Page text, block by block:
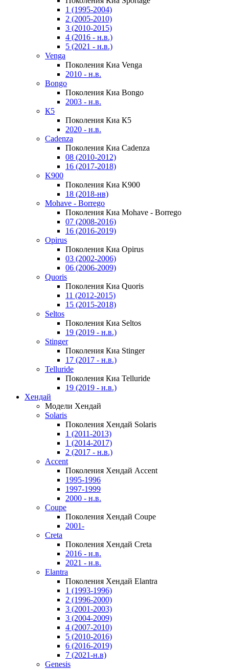
1 (1995-2004)
2 (2005-2010)
3 (2010-2015)
4 (2016 - н.в.)
5 (2021 - н.в.)
Venga
Поколения Киа Venga
2010 - н.в.
Bongo
Поколения Киа Bongo
2003 - н.в.
К5
Поколения Киа К5
2020 - н.в.
Cadenza
Поколения Киа Cadenza
08 (2010-2012)
16 (2017-2018)
K900
Поколения Киа K900
18 (2018-нв)
Mohave - Borrego
Поколения Киа Mohave - Borrego
07 (2008-2016)
16 (2016-2019)
Opirus
Поколения Киа Opirus
03 (2002-2006)
06 (2006-2009)
Quoris
Поколения Киа Quoris
11 (2012-2015)
15 (2015-2018)
Seltos
Поколения Киа Seltos
19 (2019 - н.в.)
Stinger
Поколения Киа Stinger
17 (2017 - н.в.)
Telluride
Поколения Киа Telluride
19 (2019 - н.в.)
Хендай
Модели Хендай
Solaris
Поколения Хендай Solaris
1 (2011-2013)
1 (2014-2017)
2 (2017 - н.в.)
Accent
Поколения Хендай Accent
1995-1996
1997-1999
2000 - н.в.
Coupe
Поколения Хендай Coupe
2001-
Creta
Поколения Хендай Creta
2016 - н.в.
2021 - н.в.
Elantra
Поколения Хендай Elantra
1 (1993-1996)
2 (1996-2000)
3 (2001-2003)
3 (2004-2009)
4 (2007-2010)
5 (2010-2016)
6 (2016-2019)
7 (2021-н.в)
Genesis